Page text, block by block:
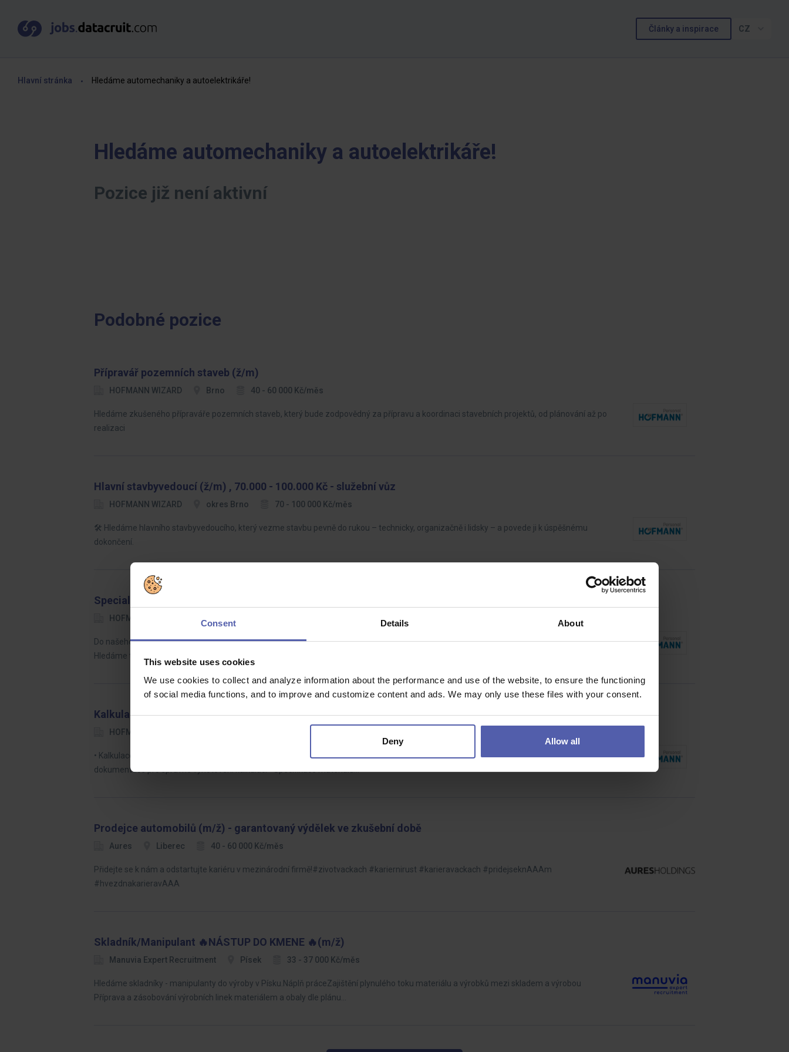
Consent Details About
This website uses cookies
We use cookies to collect and analyze information about the performance and use of the website, to ensure the functioning
of social media functions, and to improve and customize content and ads. We may only use these files with your consent.
Deny Allow all
Články a inspirace CZ
Hlavní stránka Hledáme automechaniky a autoelektrikáře!
Hledáme automechaniky a autoelektrikáře!
Pozice již není aktivní
Podobné pozice
Přípravář pozemních staveb (ž/m)
HOFMANN WIZARD Brno 40 - 60 000 Kč/měs
Hledáme zkušeného přípraváře pozemních staveb, který bude zodpovědný za přípravu a koordinaci stavebních projektů, od plánování až po
realizaci
Hlavní stavbyvedoucí (ž/m) , 70.000 - 100.000 Kč - služební vůz
HOFMANN WIZARD okres Brno 70 - 100 000 Kč/měs
🛠️ Hledáme hlavního stavbyvedoucího, který vezme stavbu pevně do rukou – technicky, organizačně i lidsky – a povede ji k úspěšnému
dokončení.
Specialista digitálního tisku (ž/m)
HOFMANN WIZARD
Do našeho týmu hledáme odborníka na tisk se zkušenostmi. Rád/a pracuješ s tiskovou technikou a máš praxi v oblasti profesionálního tisku?
Hledáme technicky zdatného člověka, který se orientuje v…
Kalkulant pozemních staveb (ž/m)
HOFMANN WIZARD
• Kalkulace vlastních stavebních prací • Tvorba cenových nabídek na základě zadávací dokumentace • Kontrola správnosti a úplnosti
dokumentace pro správné vyhotovení kalkulací • Specifikace materiálů…
Prodejce automobilů (m/ž) - garantovaný výdělek ve zkušební době
Aures Liberec 40 - 60 000 Kč/měs
Přidejte se k nám a odstartujte kariéru v mezinárodní firmě!#zivotvackach #kariernirust #karieravackach #pridejseknAAAm
#hvezdnakarieravAAA
Skladník/Manipulant 🔥NÁSTUP DO KMENE 🔥(m/ž)
Manuvia Expert Recruitment Písek 33 - 37 000 Kč/měs
Hledáme skladníky - manipulanty do výroby v Písku.Náplň práceZajištění plynulého toku materiálu a výrobků mezi skladem a výrobou
Příprava a zásobování výrobních linek materiálem a obaly dle plánu…